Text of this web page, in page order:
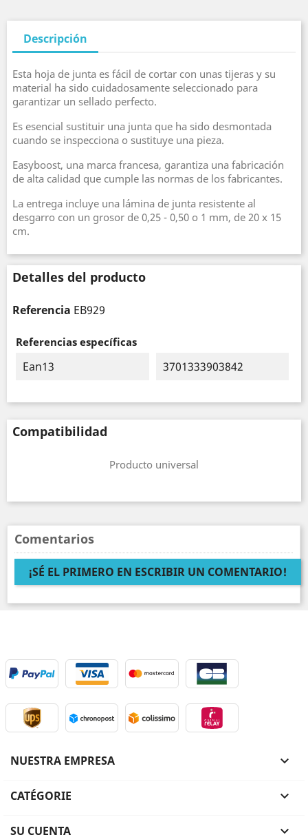
Descripción
Esta hoja de junta es fácil de cortar con unas tijeras y su
material ha sido cuidadosamente seleccionado para
garantizar un sellado perfecto.
Es esencial sustituir una junta que ha sido desmontada
cuando se inspecciona o sustituye una pieza.
Easyboost, una marca francesa, garantiza una fabricación
de alta calidad que cumple las normas de los fabricantes.
La entrega incluye una lámina de junta resistente al
desgarro con un grosor de 0,25 - 0,50 o 1 mm, de 20 x 15
cm.
Detalles del producto
Referencia EB929
Referencias específicas
Ean13 3701333903842
Compatibilidad
Producto universal
Comentarios
¡SÉ EL PRIMERO EN ESCRIBIR UN COMENTARIO!
NUESTRA EMPRESA 
CATÉGORIE 
SU CUENTA 